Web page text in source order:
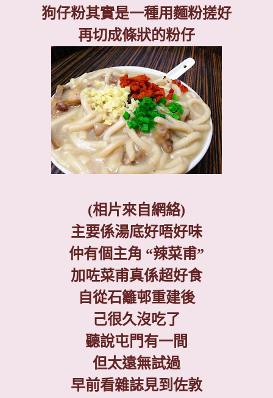
狗仔粉其實是一種用麵粉搓好
再切成條狀的粉仔
(相片來自網絡)
主要係湯底好唔好味
仲有個主角 “辣菜甫”
加咗菜甫真係超好食
自從石籬邨重建後
己很久沒吃了
聽說屯門有一間
但太遠無試過
早前看雜誌見到佐敦